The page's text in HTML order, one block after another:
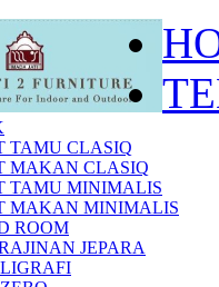
TAMU CLASIQ
MAKAN CLASIQ
TAMU MINIMALIS
MAKAN MINIMALIS
ROOM
JEPARA